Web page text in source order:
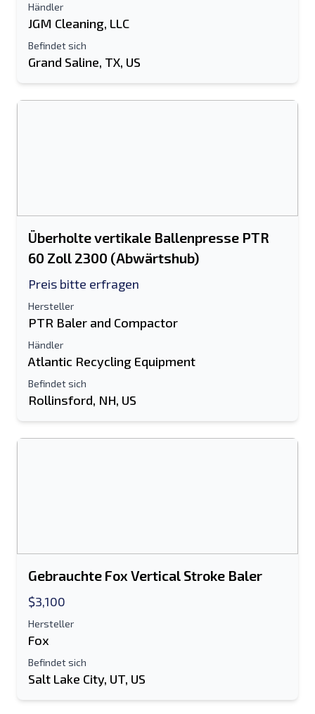
Händler
JGM Cleaning, LLC
Befindet sich
Grand Saline, TX, US
Überholte vertikale Ballenpresse PTR
60 Zoll 2300 (Abwärtshub)
Preis bitte erfragen
Hersteller
PTR Baler and Compactor
Händler
Atlantic Recycling Equipment
Befindet sich
Rollinsford, NH, US
Gebrauchte Fox Vertical Stroke Baler
$3,100
Hersteller
Fox
Befindet sich
Salt Lake City, UT, US